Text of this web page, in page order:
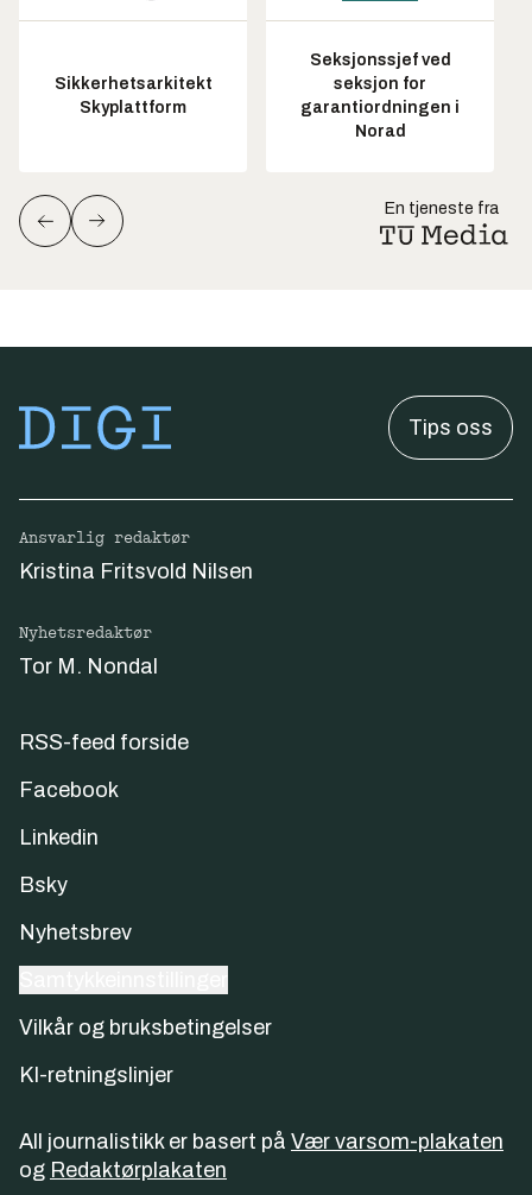
Sikkerhetsarkitekt
Skyplattform
Seksjonssjef ved
seksjon for
garantiordningen i
Norad
En tjeneste fra
Tips oss
Ansvarlig redaktør
Kristina Fritsvold Nilsen
Nyhetsredaktør
Tor M. Nondal
RSS-feed forside
Facebook
Linkedin
Bsky
Nyhetsbrev
Vilkår og bruksbetingelser
KI-retningslinjer
All journalistikk er basert på Vær varsom-plakaten
og Redaktørplakaten